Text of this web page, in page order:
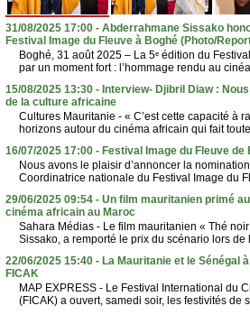
31/08/2025 17:00 - Abderrahmane Sissako
Festival Image du Fleuve à Boghé (Photo/
Boghé, 31 août 2025 – La 5ᵉ édition du
par un moment fort : l’hommage rendu au
15/08/2025 13:30 - Interview- Djibril Diaw :
de la culture africaine
Cultures Mauritanie - « C’est cette capacité à
horizons autour du cinéma africain qui fait
16/07/2025 17:00 - Festival Image du Fleuve de
Nous avons le plaisir d’annoncer la
Coordinatrice nationale du Festival Image du
29/06/2025 09:54 - Un film mauritanien primé
cinéma africain au Maroc
Sahara Médias - Le film mauritanien « Thé
Sissako, a remporté le prix du scénario lors de
22/06/2025 15:40 - La Mauritanie et le Sénégal
FICAK
MAP EXPRESS - Le Festival International du
(FICAK) a ouvert, samedi soir, les festivités de